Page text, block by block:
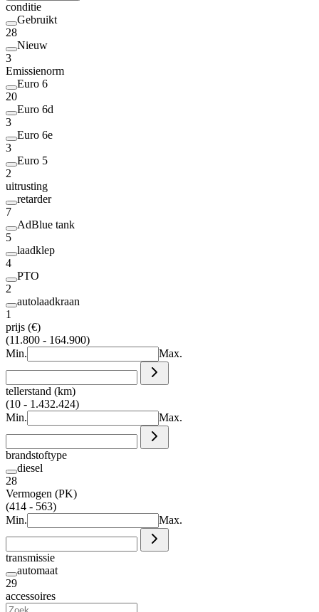
conditie
Gebruikt
28
Nieuw
3
Emissienorm
Euro 6
20
Euro 6d
3
Euro 6e
3
Euro 5
2
uitrusting
retarder
7
AdBlue tank
5
laadklep
4
PTO
2
autolaadkraan
1
prijs (€)
(11.800 - 164.900)
Min.
Max.
tellerstand (km)
(10 - 1.432.424)
Min.
Max.
brandstoftype
diesel
28
Vermogen (PK)
(414 - 563)
Min.
Max.
transmissie
automaat
29
accessoires